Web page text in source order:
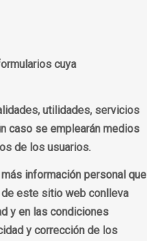
cuya
utilidades, servicios
caso se emplearán medios
de los usuarios.
información personal que
este sitio web conlleva
y en las condiciones
y corrección de los